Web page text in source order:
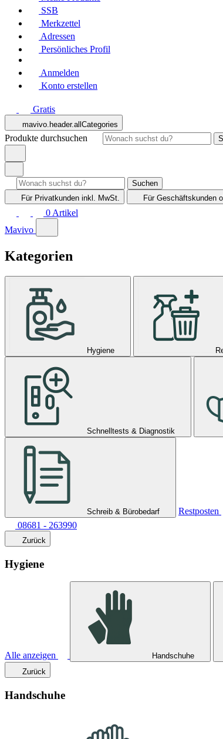
SSB
Merkzettel
Adressen
Persönliches Profil
Anmelden
Konto erstellen
Gratis
mavivo.header.allCategories
Produkte durchsuchen
Suchen
Für Privatkunden inkl. MwSt. Für Geschäftskunden
0 Artikel
Mavivo
Kategorien
Hygiene
Schnelltests & Diagnostik
Schreib & Bürobedarf
Restposten
08681 - 263990
Zurück
Hygiene
Alle anzeigen Handschuhe
Zurück
Handschuhe